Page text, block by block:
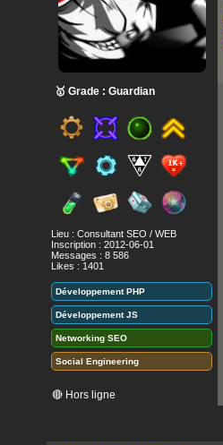
🥇 Grade : Guardian
Lieu : Consultant SEO / WEB
Inscription : 2012-06-01
Messages : 8 586
Likes : 1401
Développement PHP
Développement JS
Networking SEO
Social Engineering
🔴 Hors ligne